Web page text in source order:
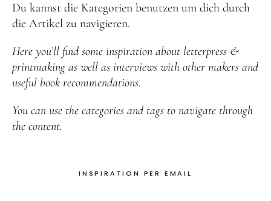
Du kannst die Kategorien benutzen um dich durch
die Artikel zu navigieren.
Here you’ll find some inspiration about letterpress &
printmaking as well as interviews with other makers and
useful book recommendations.
You can use the categories and tags to navigate through
the content.
INSPIRATION PER EMAIL